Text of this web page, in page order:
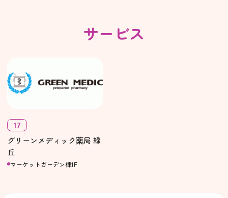
サービス
17
グリーンメディック薬局 緑
丘
マーケットガーデン棟1F